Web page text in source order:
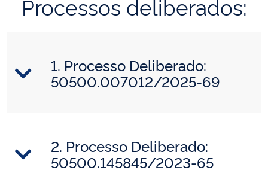
Processos deliberados:
1. Processo Deliberado:
50500.007012/2025-69
2. Processo Deliberado:
50500.145845/2023-65